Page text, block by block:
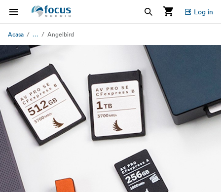
Log in
Acasa ... Angelbird